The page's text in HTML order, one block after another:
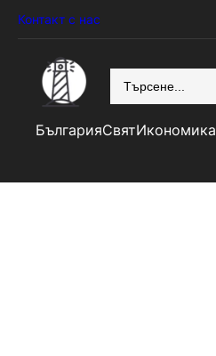
Контакт с нас
БългарияСвятИкономика